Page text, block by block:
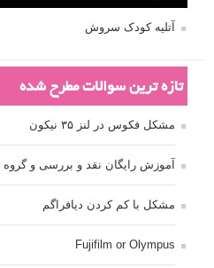
آتلیه کودک سروش
تازه ترین سوالات مطرح شده
مشکل فکوس در لنز ۳۵ نیکون
آموزش رایگان نقد و بررسی و گروه
مشکل با کم کردن دیافراگم
Fujifilm or Olympus